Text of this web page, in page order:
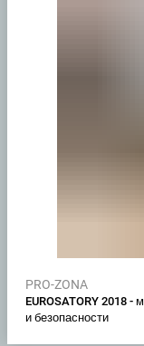
PRO-ZONA
EUROSATORY 2018
и безопасности